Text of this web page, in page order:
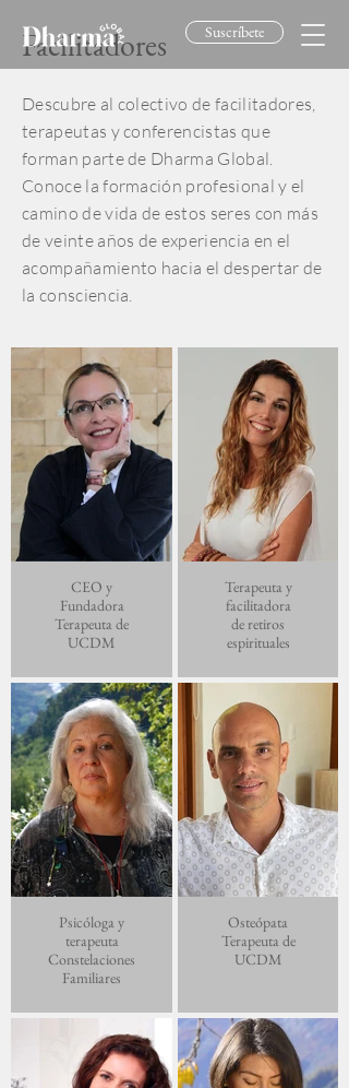
Suscríbete
Facilitadores
Descubre al colectivo de facilitadores,
terapeutas y conferencistas que
forman parte de Dharma Global.
Conoce la formación profesional y el
camino de vida de estos seres con más
de veinte años de experiencia en el
acompañamiento hacia el despertar de
la consciencia.
CEO y
Fundadora
Terapeuta de
UCDM
Terapeuta y
facilitadora
de retiros
espirituales
Psicóloga y
terapeuta
Constelaciones
Familiares
Osteópata
Terapeuta de
UCDM